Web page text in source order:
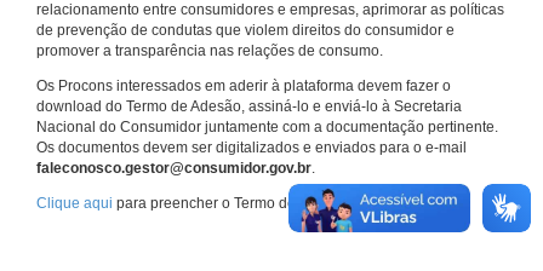
relacionamento entre consumidores e empresas, aprimorar as políticas
de prevenção de condutas que violem direitos do consumidor e
promover a transparência nas relações de consumo.
Os Procons interessados em aderir à plataforma devem fazer o
download do Termo de Adesão, assiná-lo e enviá-lo à Secretaria
Nacional do Consumidor juntamente com a documentação pertinente.
Os documentos devem ser digitalizados e enviados para o e-mail
faleconosco.gestor@consumidor.gov.br.
Clique aqui para preencher o Termo de Adesão.